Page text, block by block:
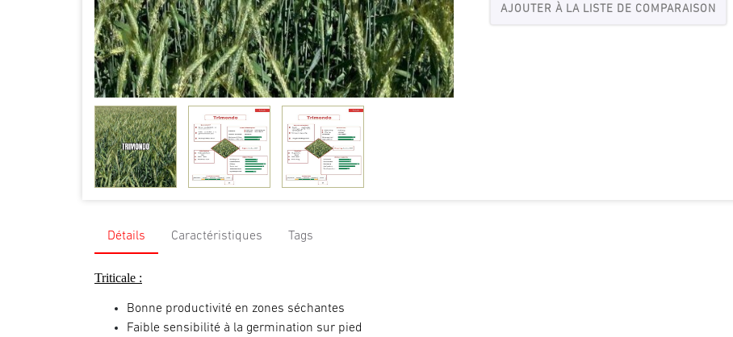
Détails Caractéristiques Tags
Triticale :
Bonne productivité en zones séchantes
Faible sensibilité à la germination sur pied